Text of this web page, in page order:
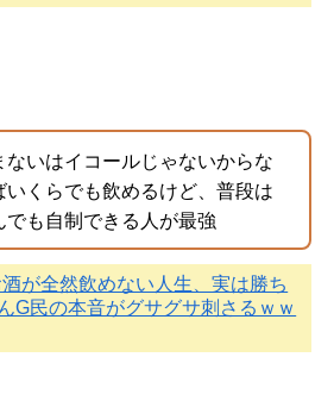
ないはイコールじゃないからな
いくらでも飲めるけど、普段は
でも自制できる人が最強
酒が全然飲めない人生、実は勝ち
G民の本音がグサグサ刺さるｗｗ